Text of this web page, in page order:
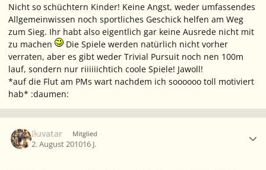
Nicht so schüchtern Kinder! Keine Angst, weder umfassendes
Allgemeinwissen noch sportliches Geschick helfen am Weg
zum Sieg. Ihr habt also eigentlich gar keine Ausrede nicht mit
zu machen
Die Spiele werden natürlich nicht vorher
verraten, aber es gibt weder Trivial Pursuit noch nen 100m
lauf, sondern nur riiiiiichtich coole Spiele! Jawoll!
*auf die Flut am PMs wart nachdem ich soooooo toll motiviert
hab* :daumen:
Iluvatar Mitglied
2. August 201016 J.